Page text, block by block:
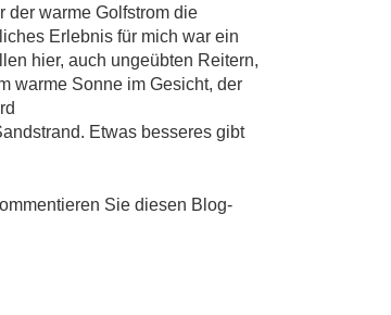
der warme Golfstrom die
Erlebnis für mich war ein
hier, auch ungeübten Reitern,
warme Sonne im Gesicht, der
Etwas besseres gibt
Sie diesen Blog-